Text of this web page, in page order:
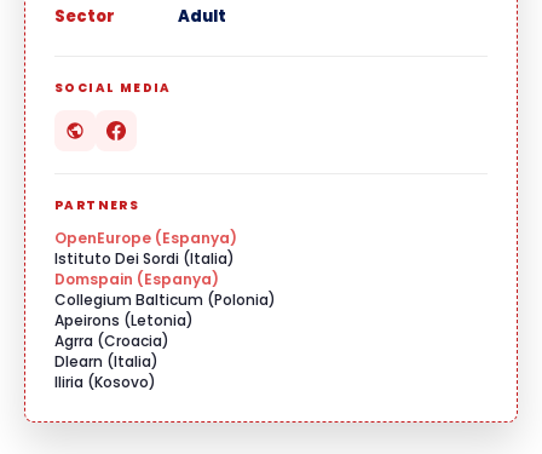
Sector
Adult
SOCIAL MEDIA
PARTNERS
OpenEurope (Espanya)
Istituto Dei Sordi (Italia)
Domspain (Espanya)
Collegium Balticum (Polonia)
Apeirons (Letonia)
Agrra (Croacia)
Dlearn (Italia)
Iliria (Kosovo)